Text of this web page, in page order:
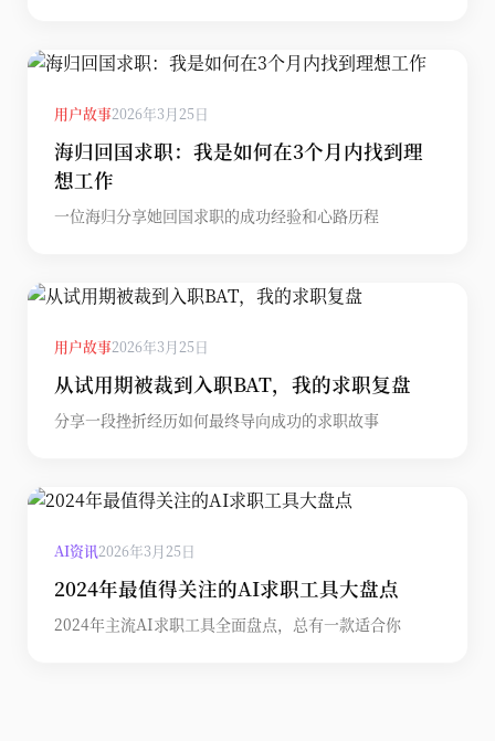
用户故事2026年3月25日
海归回国求职：我是如何在3个月内找到理
想工作
一位海归分享她回国求职的成功经验和心路历程
用户故事2026年3月25日
从试用期被裁到入职BAT，我的求职复盘
分享一段挫折经历如何最终导向成功的求职故事
AI资讯2026年3月25日
2024年最值得关注的AI求职工具大盘点
2024年主流AI求职工具全面盘点，总有一款适合你